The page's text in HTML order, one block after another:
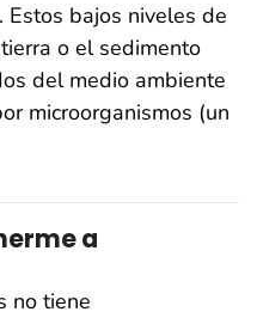
bajos niveles de
o el sedimento
del medio ambiente
microorganismos (un
a
no tiene